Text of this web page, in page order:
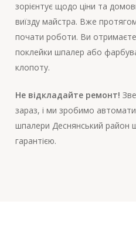
зорієнтує щодо ціни та
виїзду майстра. Вже
почати роботи. Ви
поклейки шпалер або
клопоту.
Не відкладайте ремонт!
зараз, і ми зробимо
шпалери Деснянський район
гарантією.